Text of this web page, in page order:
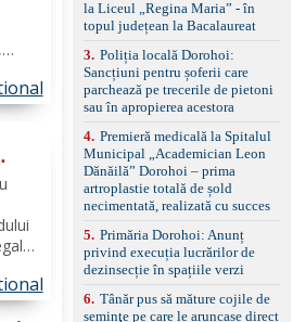
panoramică, geamuri
spate fumurii Carlig de
remorcare Bonus: -
Covorașe textile montate
pe mașină. -Ofer și un
set de covorașe din
împreună cu un set de
anvelope de iarnă.
la Liceul „Regina Maria” - în
topul județean la Bacalaureat
3. Poliția locală Dorohoi:
Sancțiuni pentru șoferii care
parchează pe trecerile de pietoni
sau în apropierea acestora
4. Premieră medicală la Spitalul
Municipal „Academician Leon
Dănăilă” Dorohoi – prima
artroplastie totală de șold
necimentată, realizată cu succes
5. Primăria Dorohoi: Anunț
privind execuția lucrărilor de
dezinsecție în spațiile verzi
6. Tânăr pus să măture cojile de
seminţe pe care le aruncase direct